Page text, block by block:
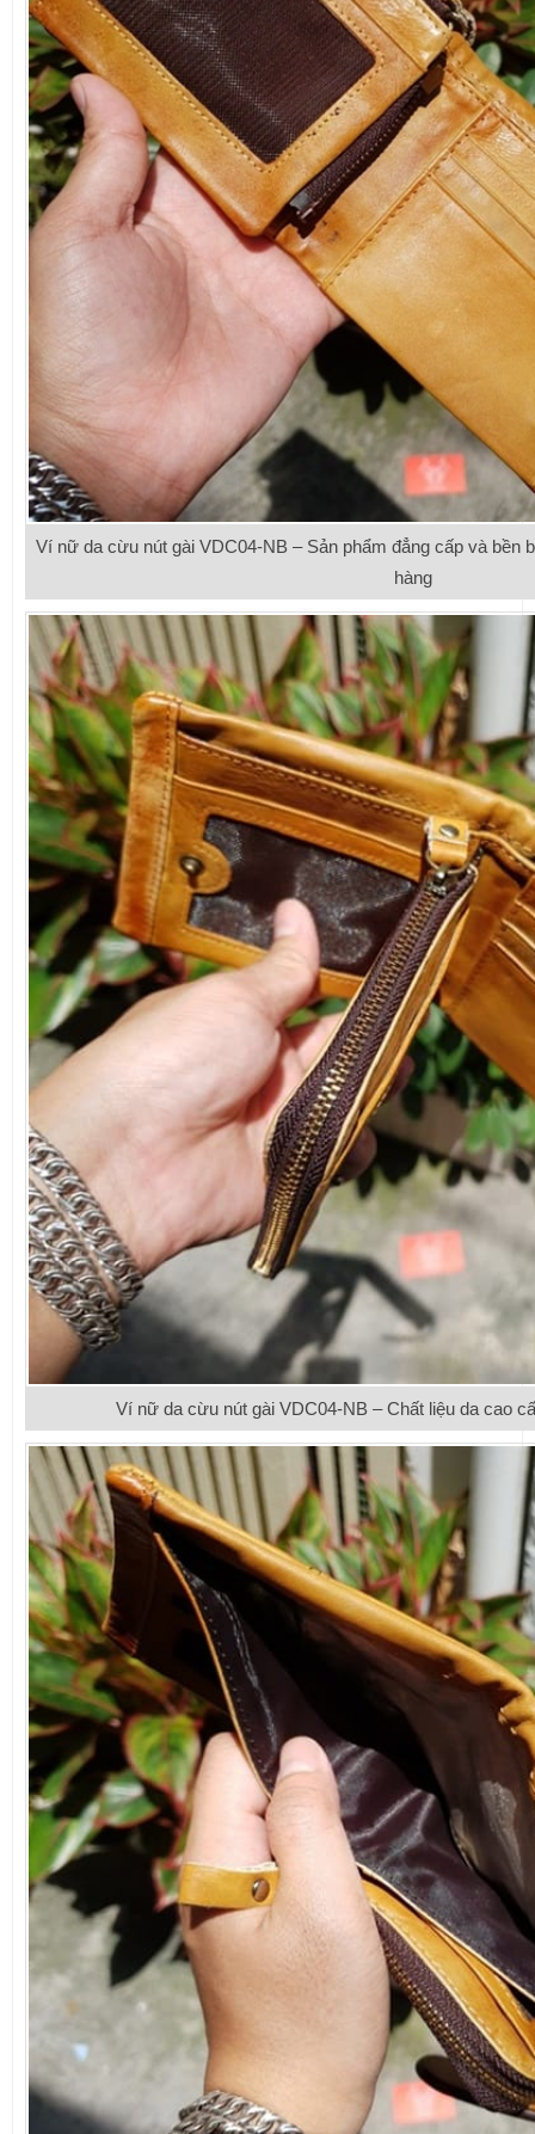
Ví nữ da cừu nút gài VDC04-NB – Sản phẩm đẳng cấp và bền
hàng
Ví nữ da cừu nút gài VDC04-NB – Chất liệu da cao